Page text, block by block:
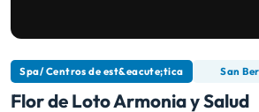
Spa/ Centros de est&eacute;tica San
Flor de Loto Armonia y Salud